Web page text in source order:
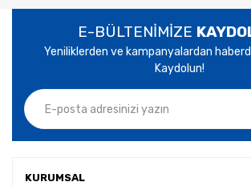
E-BÜLTENİMİZE
Yeniliklerden ve kampanyalardan
Kaydolun!
KURUMSAL